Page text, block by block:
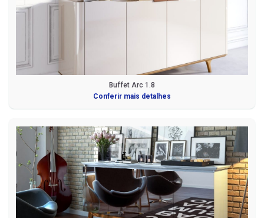
Buffet Arc 1.8
Conferir mais detalhes